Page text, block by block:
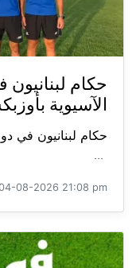
حكام
الآسيوية
حكام لبنانيون في
...
08-2026 21:08 pm